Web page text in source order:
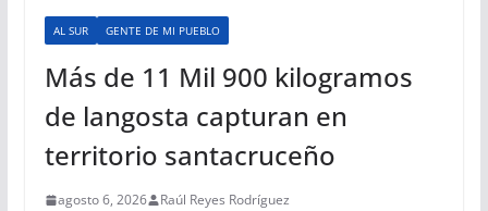
AL SUR GENTE DE MI PUEBLO
Más de 11 Mil 900 kilogramos
de langosta capturan en
territorio santacruceño
agosto 6, 2026 Raúl Reyes Rodríguez